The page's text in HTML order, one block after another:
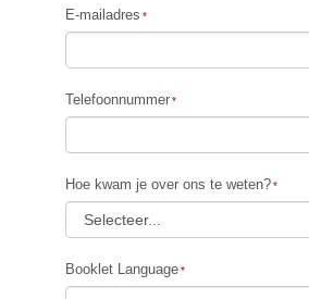
E-mailadres
Telefoonnummer
Hoe kwam je over ons te weten?
Booklet Language